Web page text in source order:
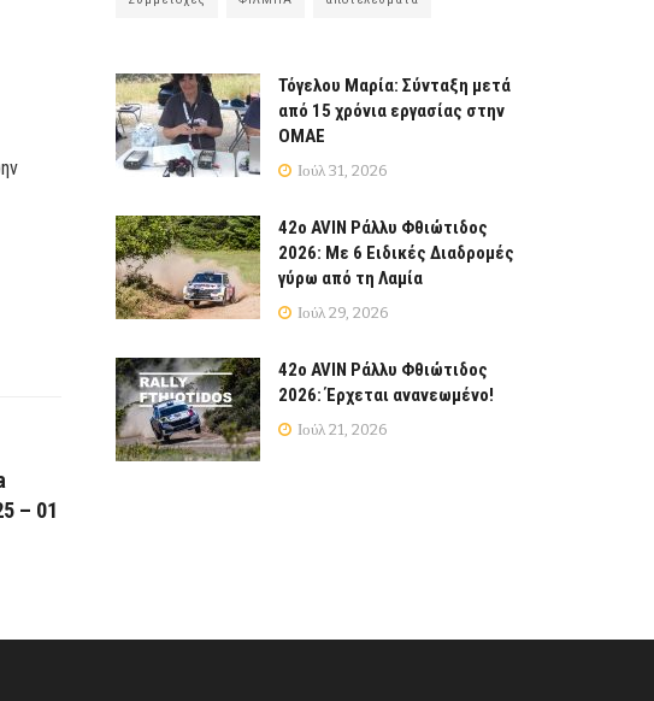
– 01
Τόγελου Μαρία: Σύνταξη μετά
από 15 χρόνια εργασίας στην
ΟΜΑΕ
Ιούλ 31, 2026
42ο AVIN Ράλλυ Φθιώτιδος
2026: Με 6 Ειδικές Διαδρομές
γύρω από τη Λαμία
Ιούλ 29, 2026
42ο AVIN Ράλλυ Φθιώτιδος
2026: Έρχεται ανανεωμένο!
Ιούλ 21, 2026